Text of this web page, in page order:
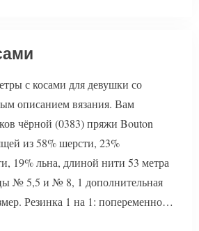
с косами для девушки со
описанием вязания. Вам
чёрной (0383) пряжи Bouton
из 58% шерсти, 23%
19% льна, длиной нити 53 метра
№ 5,5 и № 8, 1 дополнительная
Резинка 1 на 1: попеременно…